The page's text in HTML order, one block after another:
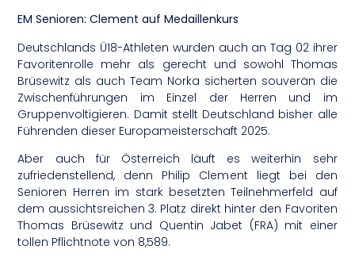
EM Senioren: Clement auf Medaillenkurs
Deutschlands Ü18-Athleten wurden auch an Tag 02 ihrer
Favoritenrolle mehr als gerecht und sowohl Thomas
Brüsewitz als auch Team Norka sicherten souverän die
Zwischenführungen im Einzel der Herren und im
Gruppenvoltigieren. Damit stellt Deutschland bisher alle
Führenden dieser Europameisterschaft 2025.
Aber auch für Österreich läuft es weiterhin sehr
zufriedenstellend, denn Philip Clement liegt bei den
Senioren Herren im stark besetzten Teilnehmerfeld auf
dem aussichtsreichen 3. Platz direkt hinter den Favoriten
Thomas Brüsewitz und Quentin Jabet (FRA) mit einer
tollen Pflichtnote von 8,589.